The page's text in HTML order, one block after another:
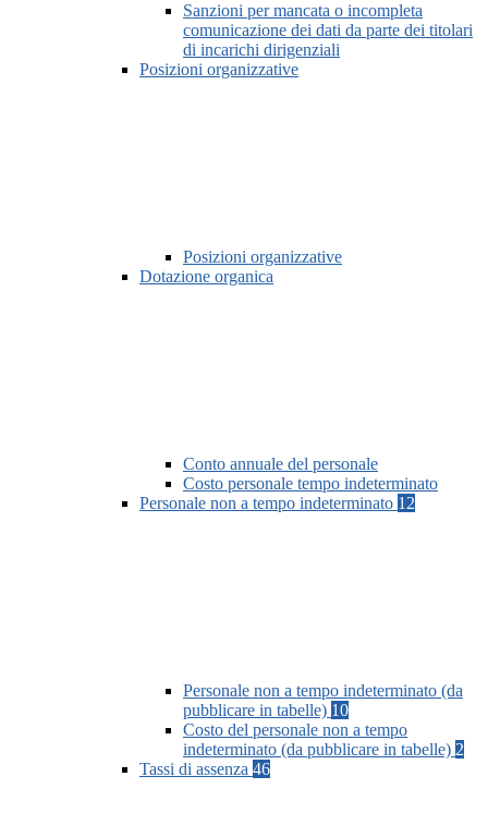
Sanzioni per mancata o incompleta
comunicazione dei dati da parte dei titolari
di incarichi dirigenziali
Posizioni organizzative
Posizioni organizzative
Dotazione organica
Conto annuale del personale
Costo personale tempo indeterminato
Personale non a tempo indeterminato 12
Personale non a tempo indeterminato (da
pubblicare in tabelle) 10
Costo del personale non a tempo
indeterminato (da pubblicare in tabelle) 2
Tassi di assenza 46